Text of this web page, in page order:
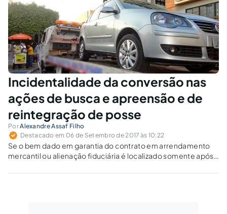
Incidentalidade da conversão nas
ações de busca e apreensão e de
reintegração de posse
PorAlexandre Assaf Filho
Destacado em 06 de Setembro de 2017 às 10:22
Se o bem dado em garantia do contrato em arrendamento
mercantil ou alienação fiduciária é localizado somente após
apreensão?